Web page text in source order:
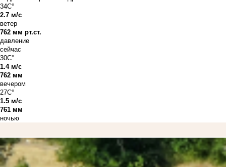
34C°
2.7 м/с
ветер
762 мм рт.ст.
давление
сейчас
30C°
1.4 м/с
762 мм
вечером
27C°
1.5 м/с
761 мм
ночью